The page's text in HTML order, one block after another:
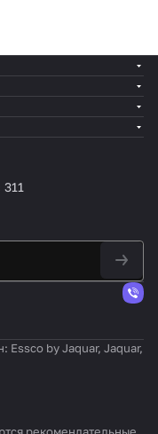
by Jaquar, Jaquar,